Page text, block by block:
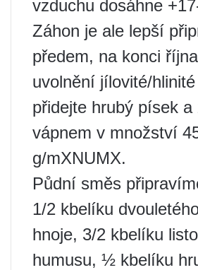
vzduchu dosáhne
Záhon je ale lepší
předem, na konci
uvolnění jílovité/
přidejte hrubý písek a
vápnem v množství
g/mXNUMX.
Půdní směs
1/2 kbelíku
hnoje, 3/2 kbelíku
humusu, ½ kbelíku